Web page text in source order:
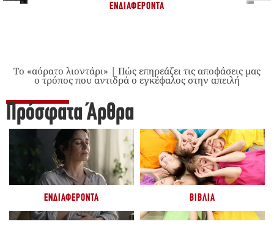
ΕΝΔΙΑΦΈΡΟΝΤΑ
Το «αόρατο λιοντάρι» | Πώς επηρεάζει τις αποφάσεις μας
ο τρόπος που αντιδρά ο εγκέφαλος στην απειλή
Πρόσφατα Άρθρα
ΕΝΔΙΑΦΈΡΟΝΤΑ ΒΙΒΛΊΑ